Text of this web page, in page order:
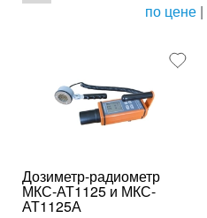
mse2_chunk_default
mse2_chunk_alternate
по цене |
Дозиметр-радиометр
МКС-АТ1125 и МКС-
АТ1125А